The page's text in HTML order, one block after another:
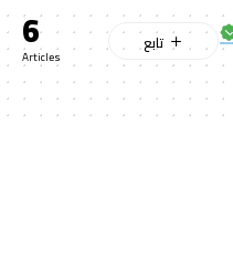
6
Articles